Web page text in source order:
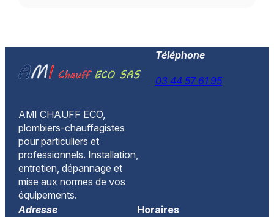
AMI CHAUFF ECO,
plombiers-chauffagistes
pour particuliers et
professionnels. Installation,
entretien, dépannage et
mise aux normes de vos
équipements.
Téléphone
03 44 57 61 95
Adresse Horaires